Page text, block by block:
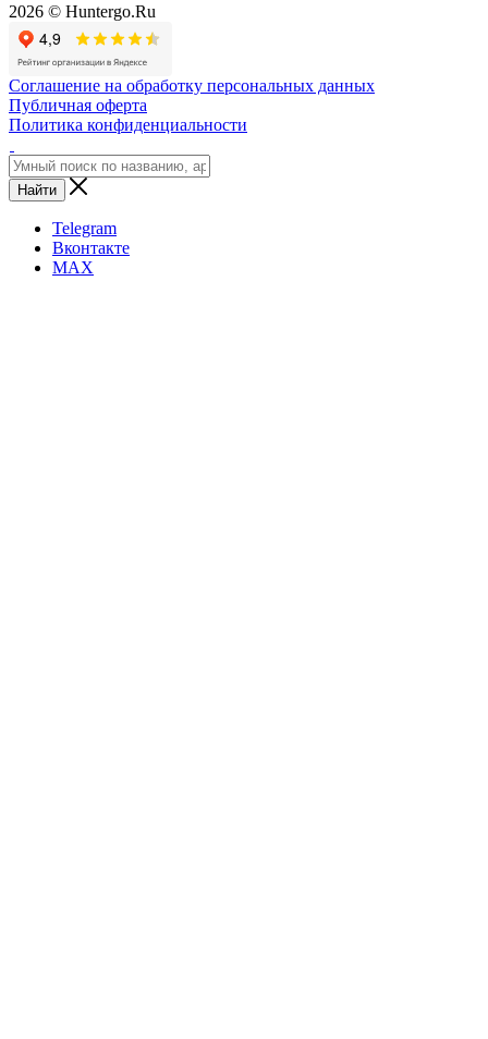
2026 © Huntergo.Ru
Соглашение на обработку персональных данных
Публичная оферта
Политика конфиденциальности
Найти
Telegram
Вконтакте
MAX